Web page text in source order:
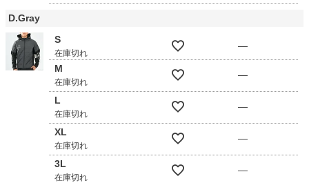
D.Gray
S
在庫切れ
—
M
在庫切れ
—
L
在庫切れ
—
XL
在庫切れ
—
3L
在庫切れ
—